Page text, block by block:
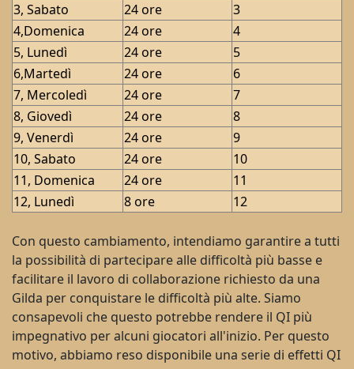
3, Sabato
24 ore
3
4,Domenica
24 ore
4
5, Lunedì
24 ore
5
6,Martedì
24 ore
6
7, Mercoledì
24 ore
7
8, Giovedì
24 ore
8
9, Venerdì
24 ore
9
10, Sabato
24 ore
10
11, Domenica
24 ore
11
12, Lunedì
8 ore 12
Con questo cambiamento, intendiamo garantire a tutti
la possibilità di partecipare alle difficoltà più basse e
facilitare il lavoro di collaborazione richiesto da una
Gilda per conquistare le difficoltà più alte. Siamo
consapevoli che questo potrebbe rendere il QI più
impegnativo per alcuni giocatori all'inizio. Per questo
motivo, abbiamo reso disponibile una serie di effetti QI